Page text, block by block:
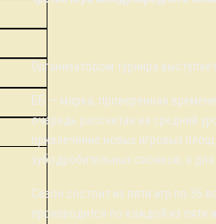
Организатором турнира
ББ — марка, проверенная
очередь рассчитан на средний
привлечение новых игровых
зубодробительных свояков, а
Сезон состоит из пяти игр по 36
производится по каждой из пяти